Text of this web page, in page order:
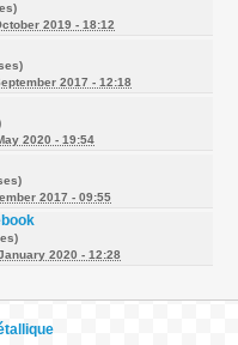
2019 - 18:12
2017 - 12:18
2020 - 19:54
2017 - 09:55
2020 - 12:28